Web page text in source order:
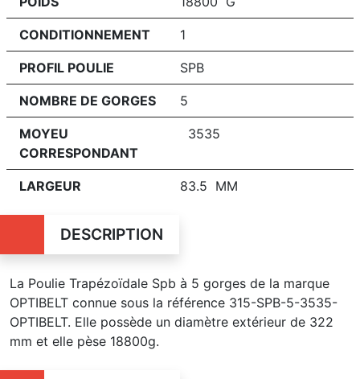
CONDITIONNEMENT 1
PROFIL POULIE SPB
NOMBRE DE GORGES 5
MOYEU
CORRESPONDANT
3535
LARGEUR 83.5 MM
DESCRIPTION
La Poulie Trapézoïdale Spb à 5 gorges de la marque
OPTIBELT connue sous la référence 315-SPB-5-3535-
OPTIBELT. Elle possède un diamètre extérieur de 322
mm et elle pèse 18800g.